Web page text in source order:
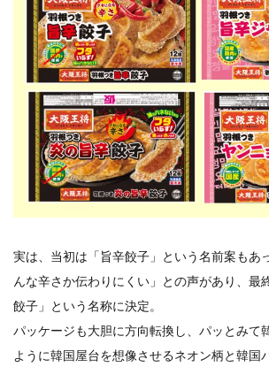
実は、当初は「旨辛餃子」という名前案もあ
んな辛さか伝わりにくい」との声があり、最
餃子」という名称に決定。
パッケージも大胆に方向転換し、パッとみて
ように韓国屋台を想像させるネオン柄と韓国